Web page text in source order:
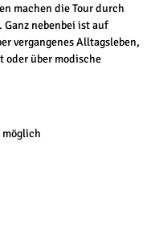
machen die Tour durch
nebenbei ist auf
vergangenes Alltagsleben,
oder über modische
möglich